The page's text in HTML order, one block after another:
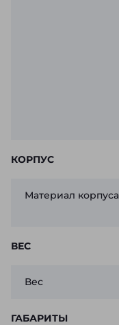
КОРПУС
Материал корпуса
ВЕС
Вес
ГАБАРИТЫ